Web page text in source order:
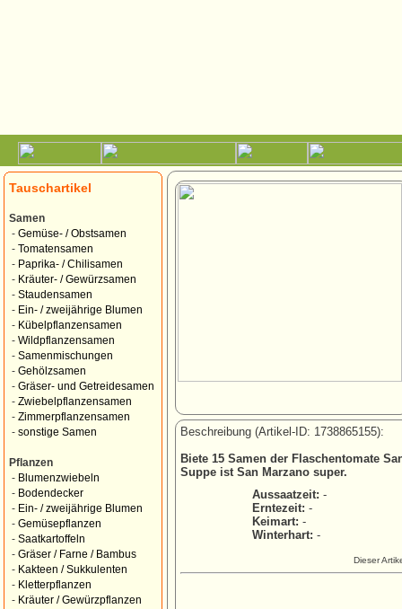
Tauschartikel
Samen
- Gemüse- / Obstsamen
- Tomatensamen
- Paprika- / Chilisamen
- Kräuter- / Gewürzsamen
- Staudensamen
- Ein- / zweijährige Blumen
- Kübelpflanzensamen
- Wildpflanzensamen
- Samenmischungen
- Gehölzsamen
- Gräser- und Getreidesamen
- Zwiebelpflanzensamen
- Zimmerpflanzensamen
- sonstige Samen
Pflanzen
- Blumenzwiebeln
- Bodendecker
- Ein- / zweijährige Blumen
- Gemüsepflanzen
- Saatkartoffeln
- Gräser / Farne / Bambus
- Kakteen / Sukkulenten
- Kletterpflanzen
- Kräuter / Gewürzpflanzen
Beschreibung (Artikel-ID: 1738865155):
Biete 15 Samen der Flaschentomate
Suppe ist San Marzano super.
Aussaatzeit: -
Erntezeit: -
Keimart: -
Winterhart: -
Dieser